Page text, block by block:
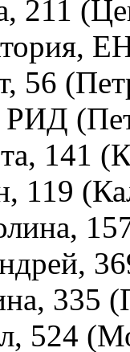
211
56
РИД
141
119
335
524